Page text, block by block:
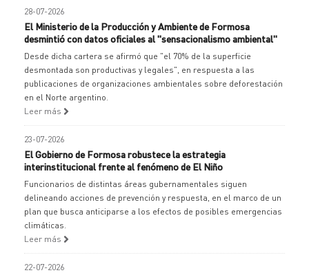
28-07-2026
El Ministerio de la Producción y Ambiente de Formosa
desmintió con datos oficiales al "sensacionalismo ambiental"
Desde dicha cartera se afirmó que "el 70% de la superficie
desmontada son productivas y legales", en respuesta a las
publicaciones de organizaciones ambientales sobre deforestación
en el Norte argentino.
Leer más
23-07-2026
El Gobierno de Formosa robustece la estrategia
interinstitucional frente al fenómeno de El Niño
Funcionarios de distintas áreas gubernamentales siguen
delineando acciones de prevención y respuesta, en el marco de un
plan que busca anticiparse a los efectos de posibles emergencias
climáticas.
Leer más
22-07-2026